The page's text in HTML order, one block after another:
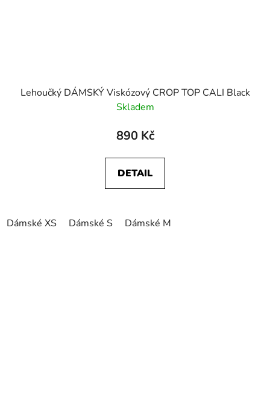
Lehoučký DÁMSKÝ Viskózový CROP TOP CALI Black
Skladem
890 Kč
DETAIL
Dámské XS Dámské S Dámské M